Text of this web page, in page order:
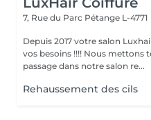
7, Rue du Parc Pétange L-4771
Depuis 2017 votre salon
vos besoins !!!! Nous mettons tout en oeuvre pour que votre
passage dans notre salon re...
Rehaussement des cils